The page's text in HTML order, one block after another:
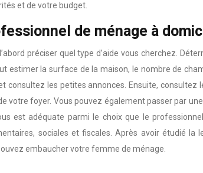
et de votre budget.
de ménage à
préciser quel type d’aide vous cherchez.
estimer la surface de la maison, le nombre de
les petites annonces. Ensuite,
votre foyer. Vous pouvez également passer par
est adéquate parmi le choix que le
sociales et fiscales. Après avoir étudié
embaucher votre femme de ménage.